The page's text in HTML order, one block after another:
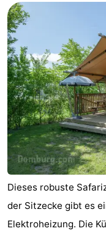
Dieses robuste
der Sitzecke gibt es
Elektroheizung. Die